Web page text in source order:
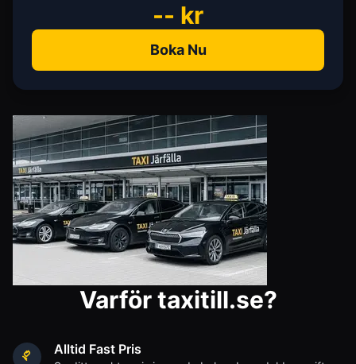
-- kr
Boka Nu
Varför taxitill.se?
Alltid Fast Pris